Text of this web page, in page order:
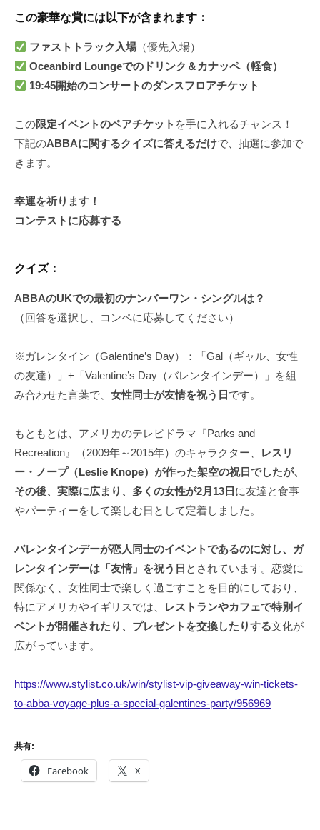
この豪華な賞には以下が含まれます：
ファストトラック入場 （優先入場）
Oceanbird Loungeでのドリンク＆カナッペ（軽食）
19:45開始のコンサートのダンスフロアチケット
この限定イベントのペアチケット を手に入れるチャンス！
下記のABBAに関するクイズに答えるだけで、抽選に参加で
きます。
幸運を祈ります！
コンテストに応募する
クイズ：
ABBAのUKでの最初のナンバーワン・シングルは？
（回答を選択し、コンペに応募してください）
※ガレンタイン（Galentine’s Day）：「Gal（ギャル、女性
の友達）」+「Valentine’s Day（バレンタインデー）」を組
み合わせた言葉で、 女性同士が友情を祝う日 です。
もともとは、アメリカのテレビドラマ『Parks and
Recreation』（2009年～2015年）のキャラクター、
レスリ
ー・ノープ（Leslie Knope）が作った架空の祝日でしたが、
その後、実際に広まり、多くの女性が2月13日 に友達と食事
やパーティーをして楽しむ日として定着しました。
バレンタインデーが恋人同士のイベントであるのに対し、ガ
レンタインデーは「友情」を祝う日 とされています。恋愛に
関係なく、女性同士で楽しく過ごすことを目的にしており、
特にアメリカやイギリスでは、
レストランやカフェで特別イ
ベントが開催されたり、プレゼントを交換したりする文化が
広がっています。
https://www.stylist.co.uk/win/stylist-vip-giveaway-win-tickets-
to-abba-voyage-plus-a-special-galentines-party/956969
共有:
Facebook X